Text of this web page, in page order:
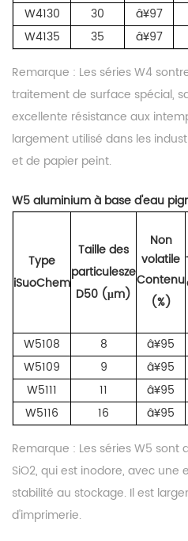
W4130 30 â¥97
W4135
35 â¥97
Remarque : Les séries W4 sont
traitement de surface spécial,
excellente résistance aux
largement utilisé dans les
et de papier peint.
W5aluminium à base d'eau
Type
iSuoChem
Taille des
particulesze
D50 (μm)
Non
volatile
Contenu
(%)
W5108 8 â¥95
W5109 9 â¥95
W5111
11 â¥95
W5116
16 â¥95
Remarque : Les séries W5 sont
SiO2, qui est inodore, avec une
stabilité au stockage. Il est
d'imprimerie.